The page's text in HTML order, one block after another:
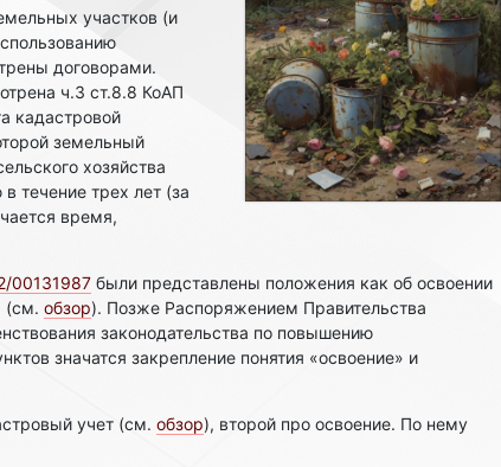
участков (и
договорами.
ч.3 ст.8.8 КоАП
кадастровой
земельный
хозяйства
течение трех лет (за
время,
00131987 были представлены положения как об освоении
(см. обзор). Позже Распоряжением Правительства
законодательства по повышению
значатся закрепление понятия «освоение» и
учет (см. обзор), второй про освоение. По нему